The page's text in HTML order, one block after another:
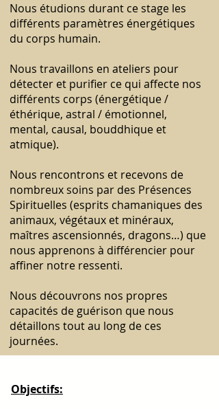
Nous étudions durant ce stage les
différents paramètres énergétiques
du corps humain.
Nous travaillons en ateliers pour
détecter et purifier ce qui affecte nos
différents corps (énergétique /
éthérique, astral / émotionnel,
mental, causal, bouddhique et
atmique).
Nous rencontrons et recevons de
nombreux soins par des Présences
Spirituelles (esprits chamaniques des
animaux, végétaux et minéraux,
maîtres ascensionnés, dragons…) que
nous apprenons à différencier pour
affiner notre ressenti.
Nous découvrons nos propres
capacités de guérison que nous
détaillons tout au long de ces
journées.
Objectifs: